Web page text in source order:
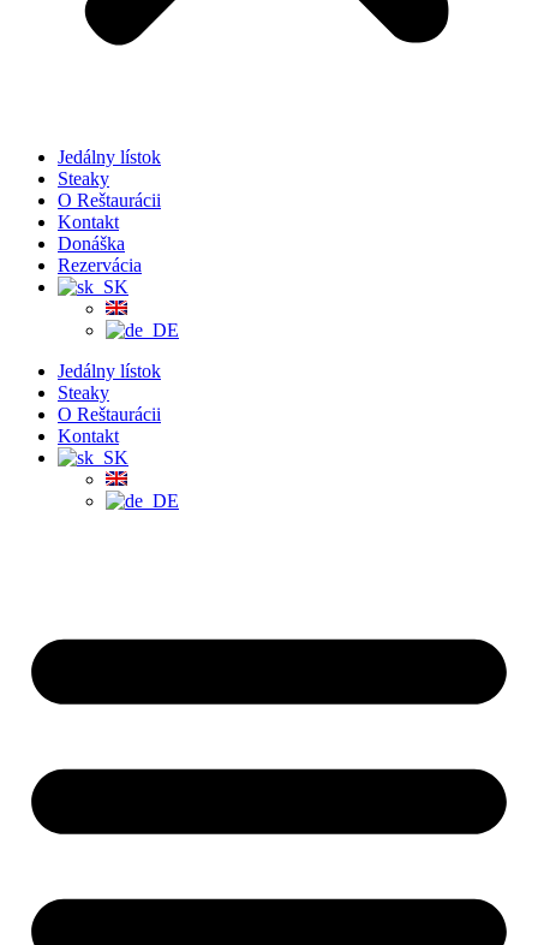
Jedálny lístok
Steaky
O Reštaurácii
Kontakt
Donáška
Rezervácia
Jedálny lístok
Steaky
O Reštaurácii
Kontakt